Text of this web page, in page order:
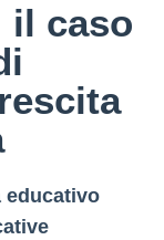
il caso
educativo